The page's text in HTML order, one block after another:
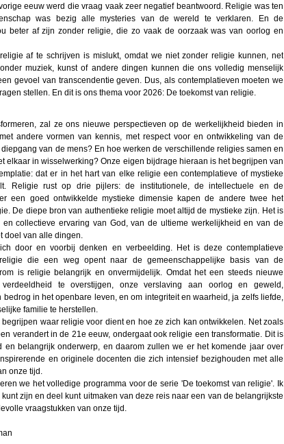
eeuw werd die vraag vaak zeer negatief beantwoord. Religie was ten
was bezig alle mysteries van de wereld te verklaren. En de
beter af zijn zonder religie, die zo vaak de oorzaak was van oorlog en
af te schrijven is mislukt, omdat we niet zonder religie kunnen, net
muziek, kunst of andere dingen kunnen die ons volledig menselijk
gevoel van transcendentie geven. Dus, als contemplatieven moeten we
stellen. En dit is ons thema voor 2026: De toekomst van religie.
zal ze ons nieuwe perspectieven op de werkelijkheid bieden in
andere vormen van kennis, met respect voor en ontwikkeling van de
van de mens? En hoe werken de verschillende religies samen en
elkaar in wisselwerking? Onze eigen bijdrage hieraan is het begrijpen van
dat er in het hart van elke religie een contemplatieve of mystieke
Religie rust op drie pijlers: de institutionele, de intellectuele en de
een goed ontwikkelde mystieke dimensie kapen de andere twee het
De diepe bron van authentieke religie moet altijd de mystieke zijn. Het is
en collectieve ervaring van God, van de ultieme werkelijkheid en van de
doel van alle dingen.
door en voorbij denken en verbeelding. Het is deze contemplatieve
die een weg opent naar de gemeenschappelijke basis van de
is religie belangrijk en onvermijdelijk. Omdat het een steeds nieuwe
te overstijgen, onze verslaving aan oorlog en geweld,
in het openbare leven, en om integriteit en waarheid, ja zelfs liefde,
familie te herstellen.
begrijpen waar religie voor dient en hoe ze zich kan ontwikkelen. Net zoals
verandert in de 21e eeuw, ondergaat ook religie een transformatie. Dit is
en belangrijk onderwerp, en daarom zullen we er het komende jaar over
en originele docenten die zich intensief bezighouden met alle
onze tijd.
we het volledige programma voor de serie 'De toekomst van religie'. Ik
zijn en deel kunt uitmaken van deze reis naar een van de belangrijkste
vraagstukken van onze tijd.